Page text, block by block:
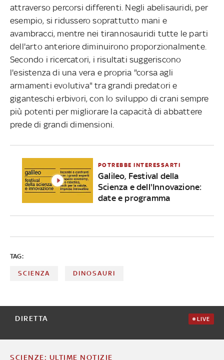
attraverso percorsi differenti. Negli abelisauridi, per
esempio, si ridussero soprattutto mani e
avambracci, mentre nei tirannosauridi tutte le parti
dell'arto anteriore diminuirono proporzionalmente.
Secondo i ricercatori, i risultati suggeriscono
l'esistenza di una vera e propria "corsa agli
armamenti evolutiva" tra grandi predatori e
giganteschi erbivori, con lo sviluppo di crani sempre
più potenti per migliorare la capacità di abbattere
prede di grandi dimensioni.
POTREBBE INTERESSARTI
Galileo, Festival della
Scienza e dell'Innovazione:
date e programma
TAG:
SCIENZA DINOSAURI
DIRETTA LIVE
SCIENZE: ULTIME NOTIZIE